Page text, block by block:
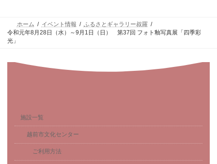
ホーム イベント情報
ふるさとギャラリー叔羅
令和元年8月28日（水）～9月1日（日） 第37回 フォト釉写真展「四季彩
光」
施設一覧
越前市文化センター
ご利用方法